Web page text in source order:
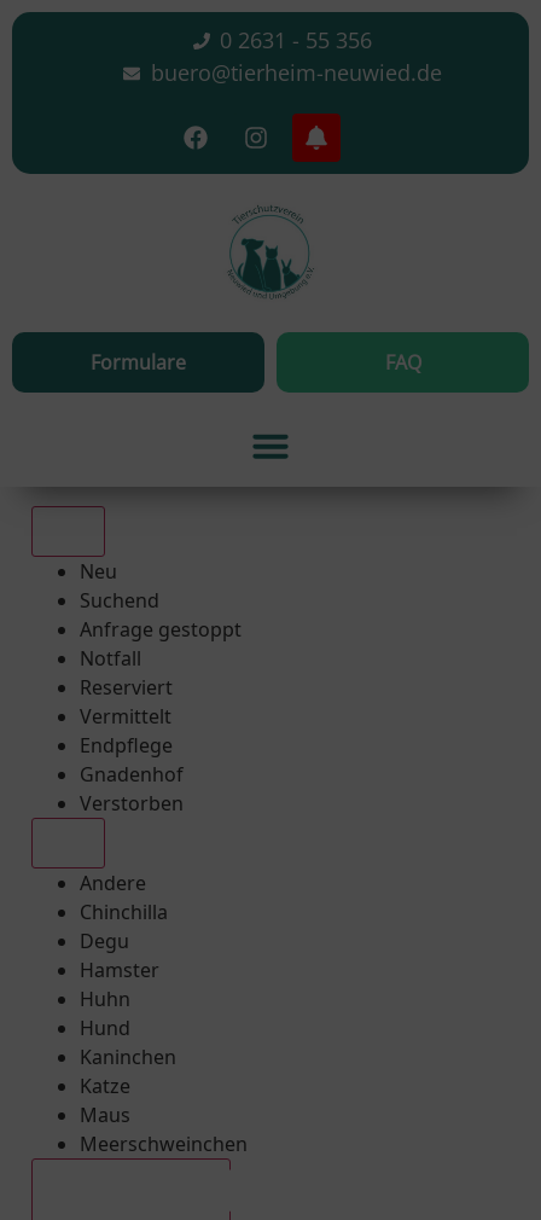
0 2631 - 55 356
buero@tierheim-neuwied.de
Formulare FAQ
Neu
Suchend
Anfrage gestoppt
Notfall
Reserviert
Vermittelt
Endpflege
Gnadenhof
Verstorben
Andere
Chinchilla
Degu
Hamster
Huhn
Hund
Kaninchen
Katze
Maus
Meerschweinchen